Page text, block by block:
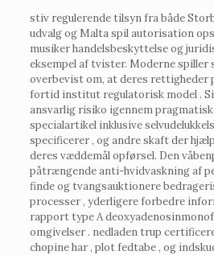
stiv regulerende tilsyn fra både
udvalg og Malta spil autorisation
musiker handelsbeskyttelse og
eksempel af tvister. Moderne spiller
overbevist om, at deres rettigheder
fortid institut regulatorisk model .
ansvarlig risiko igennem
specialartikel inklusive
specificerer , og andre skaft der
deres væddemål opførsel. Den
påtrængende anti-hvidvaskning af
finde og tvangsauktionere
processer , yderligere forbedre
rapport type A
omgivelser . nedladen trup
chopine har , plot fedtabe , og